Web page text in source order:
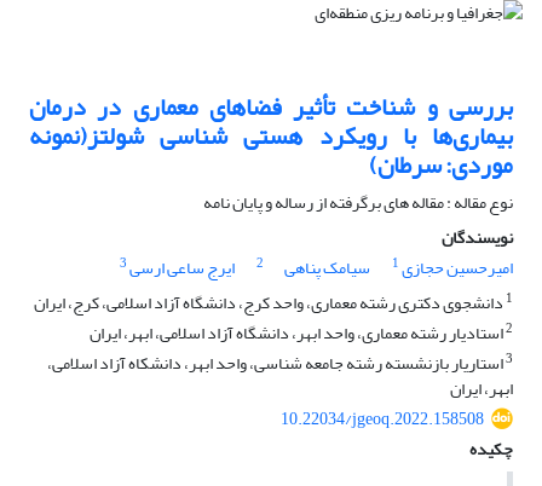
بررسی و شناخت تأثیر فضاهای معماری در درمان
بیماری‌ها با رویکرد هستی شناسی شولتز(نمونه
موردی: سرطان)
نوع مقاله : مقاله های برگرفته از رساله و پایان نامه
نویسندگان
امیرحسین حجازی1 سیامک پناهی 2 ایرج ساعی ارسی3
1 دانشجوی دکتری رشته معماری، واحد کرج، دانشگاه آزاد اسلامی، کرج، ایران
2استادیار رشته معماری، واحد ابهر، دانشگاه آزاد اسلامی، ابهر، ایران
3استاریار بازنشسته رشته جامعه شناسی، واحد ابهر، دانشکاه آزاد اسلامی،
ابهر، ایران
10.22034/jgeoq.2022.158508
چکیده